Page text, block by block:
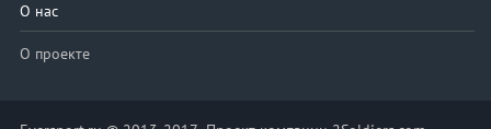
О нас
О проекте